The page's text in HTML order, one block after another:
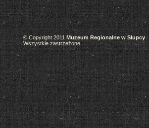
© Copyright 2011Muzeum Regionalne w Słupcy
Wszystkie zastrzeżone.